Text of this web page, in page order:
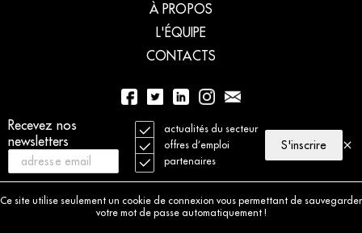
Recevez nos
newsletters
actualités du secteur
offres d’emploi
partenaires
S'inscrire
Ce site utilise seulement un cookie de connexion vous permettant de sauvegarder
votre mot de passe automatiquement !
À PROPOS
L'ÉQUIPE
CONTACTS
01 56 77 04 00
© 2021 La Lettre du Musicien. Tous droits réservés
Charte déontologique